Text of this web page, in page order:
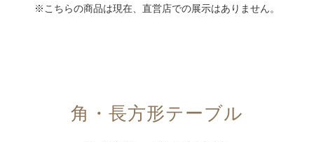
※こちらの商品は現在、直営店での展示はありません。
角・長方形テーブル